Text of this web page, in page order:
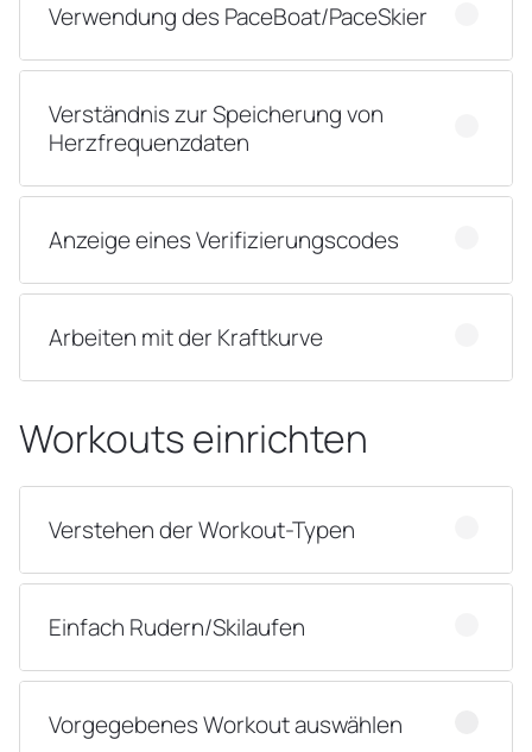
Verwendung des PaceBoat/PaceSkier
Verständnis zur Speicherung von
Herzfrequenzdaten
Anzeige eines Verifizierungscodes
Arbeiten mit der Kraftkurve
Workouts einrichten
Verstehen der Workout-Typen
Einfach Rudern/Skilaufen
Vorgegebenes Workout auswählen